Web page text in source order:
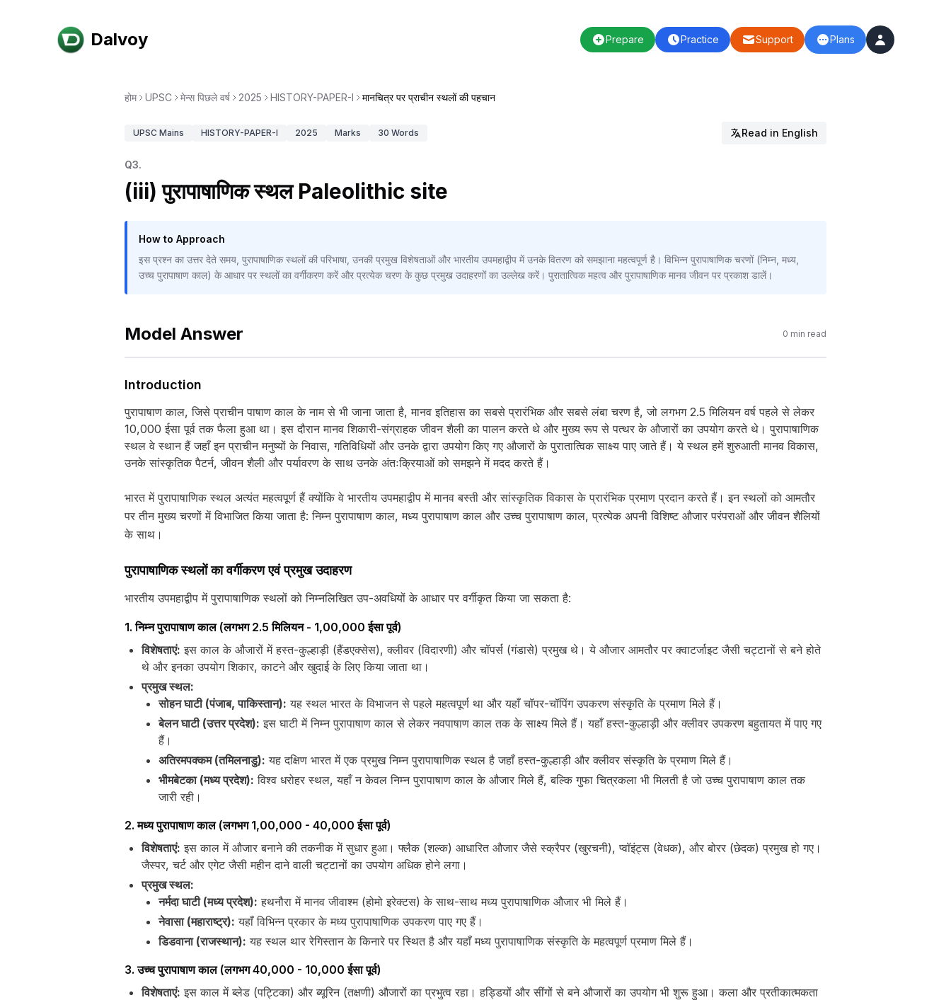
Dalvoy Prepare Practice Support Plans
होम UPSC मेन्स पिछले वर्ष 2025 HISTORY-PAPER-I मानचित्र पर प्राचीन स्थलों की पहचान
UPSC Mains HISTORY-PAPER-I 2025 Marks 30 Words Read in English
Q3.
(iii) पुरापाषाणिक स्थल Paleolithic site
How to Approach
इस प्रश्न का उत्तर देते समय, पुरापाषाणिक स्थलों की परिभाषा, उनकी प्रमुख विशेषताओं और भारतीय उपमहाद्वीप में उनके वितरण को समझाना महत्वपूर्ण है। विभिन्न पुरापाषाणिक चरणों (निम्न, मध्य,
उच्च पुरापाषाण काल) के आधार पर स्थलों का वर्गीकरण करें और प्रत्येक चरण के कुछ प्रमुख उदाहरणों का उल्लेख करें। पुरातात्विक महत्व और पुरापाषाणिक मानव जीवन पर प्रकाश डालें।
Model Answer 0 min read
Introduction
पुरापाषाण काल, जिसे प्राचीन पाषाण काल के नाम से भी जाना जाता है, मानव इतिहास का सबसे प्रारंभिक और सबसे लंबा चरण है, जो लगभग 2.5 मिलियन वर्ष पहले से लेकर
10,000 ईसा पूर्व तक फैला हुआ था। इस दौरान मानव शिकारी-संग्राहक जीवन शैली का पालन करते थे और मुख्य रूप से पत्थर के औजारों का उपयोग करते थे। पुरापाषाणिक
स्थल वे स्थान हैं जहाँ इन प्राचीन मनुष्यों के निवास, गतिविधियों और उनके द्वारा उपयोग किए गए औजारों के पुरातात्विक साक्ष्य पाए जाते हैं। ये स्थल हमें शुरुआती मानव विकास,
उनके सांस्कृतिक पैटर्न, जीवन शैली और पर्यावरण के साथ उनके अंतःक्रियाओं को समझने में मदद करते हैं।
भारत में पुरापाषाणिक स्थल अत्यंत महत्वपूर्ण हैं क्योंकि वे भारतीय उपमहाद्वीप में मानव बस्ती और सांस्कृतिक विकास के प्रारंभिक प्रमाण प्रदान करते हैं। इन स्थलों को आमतौर
पर तीन मुख्य चरणों में विभाजित किया जाता है: निम्न पुरापाषाण काल, मध्य पुरापाषाण काल और उच्च पुरापाषाण काल, प्रत्येक अपनी विशिष्ट औजार परंपराओं और जीवन शैलियों
के साथ।
पुरापाषाणिक स्थलों का वर्गीकरण एवं प्रमुख उदाहरण
भारतीय उपमहाद्वीप में पुरापाषाणिक स्थलों को निम्नलिखित उप-अवधियों के आधार पर वर्गीकृत किया जा सकता है:
1. निम्न पुरापाषाण काल (लगभग 2.5 मिलियन - 1,00,000 ईसा पूर्व)
विशेषताएं: इस काल के औजारों में हस्त-कुल्हाड़ी (हैंडएक्सेस), क्लीवर (विदारणी) और चॉपर्स (गंडासे) प्रमुख थे। ये औजार आमतौर पर क्वाटर्जाइट जैसी चट्टानों से बने होते
थे और इनका उपयोग शिकार, काटने और खुदाई के लिए किया जाता था।
प्रमुख स्थल:
सोहन घाटी (पंजाब, पाकिस्तान): यह स्थल भारत के विभाजन से पहले महत्वपूर्ण था और यहाँ चॉपर-चॉपिंग उपकरण संस्कृति के प्रमाण मिले हैं।
बेलन घाटी (उत्तर प्रदेश): इस घाटी में निम्न पुरापाषाण काल से लेकर नवपाषाण काल तक के साक्ष्य मिले हैं। यहाँ हस्त-कुल्हाड़ी और क्लीवर उपकरण बहुतायत में पाए गए
हैं।
अतिरमपक्कम (तमिलनाडु): यह दक्षिण भारत में एक प्रमुख निम्न पुरापाषाणिक स्थल है जहाँ हस्त-कुल्हाड़ी और क्लीवर संस्कृति के प्रमाण मिले हैं।
भीमबेटका (मध्य प्रदेश): विश्व धरोहर स्थल, यहाँ न केवल निम्न पुरापाषाण काल के औजार मिले हैं, बल्कि गुफा चित्रकला भी मिलती है जो उच्च पुरापाषाण काल तक
जारी रही।
2. मध्य पुरापाषाण काल (लगभग 1,00,000 - 40,000 ईसा पूर्व)
विशेषताएं: इस काल में औजार बनाने की तकनीक में सुधार हुआ। फ्लैक (शल्क) आधारित औजार जैसे स्क्रैपर (खुरचनी), प्वॉइंट्स (वेधक), और बोरर (छेदक) प्रमुख हो गए।
जैस्पर, चर्ट और एगेट जैसी महीन दाने वाली चट्टानों का उपयोग अधिक होने लगा।
प्रमुख स्थल:
नर्मदा घाटी (मध्य प्रदेश): हथनौरा में मानव जीवाश्म (होमो इरेक्टस) के साथ-साथ मध्य पुरापाषाणिक औजार भी मिले हैं।
नेवासा (महाराष्ट्र): यहाँ विभिन्न प्रकार के मध्य पुरापाषाणिक उपकरण पाए गए हैं।
डिडवाना (राजस्थान): यह स्थल थार रेगिस्तान के किनारे पर स्थित है और यहाँ मध्य पुरापाषाणिक संस्कृति के महत्वपूर्ण प्रमाण मिले हैं।
3. उच्च पुरापाषाण काल (लगभग 40,000 - 10,000 ईसा पूर्व)
विशेषताएं: इस काल में ब्लेड (पट्टिका) और ब्यूरिन (तक्षणी) औजारों का प्रभुत्व रहा। हड्डियों और सींगों से बने औजारों का उपयोग भी शुरू हुआ। कला और प्रतीकात्मकता